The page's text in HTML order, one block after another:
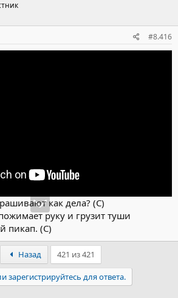
#8.416
как дела? (С)
руку и грузит туши
пикап. (С)
Назад 421 из 421
зарегистрируйтесь для ответа.